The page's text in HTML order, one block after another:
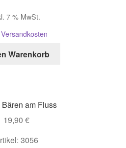
7 % MwSt.
Versandkosten
Warenkorb
Bären am Fluss
19,90 €
3056